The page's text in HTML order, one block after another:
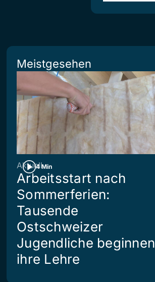
Meistgesehen
4 Min
Aktuell
Arbeitsstart nach
Sommerferien:
Tausende
Ostschweizer
Jugendliche beginnen
ihre Lehre